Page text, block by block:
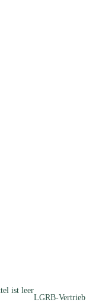
ist leer
LGRB-Vertrieb